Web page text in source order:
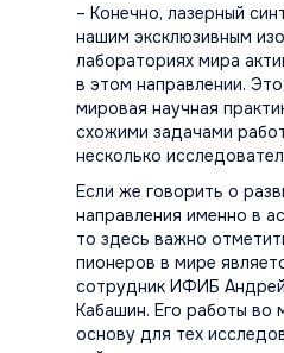
– Конечно, лазерный
нашим эксклюзивным
лабораториях мира
в этом направлении.
мировая научная
схожими задачами
несколько
Если же говорить о
направления именно в
то здесь важно
пионеров в мире
сотрудник ИФИБ
Кабашин. Его работы во
основу для тех